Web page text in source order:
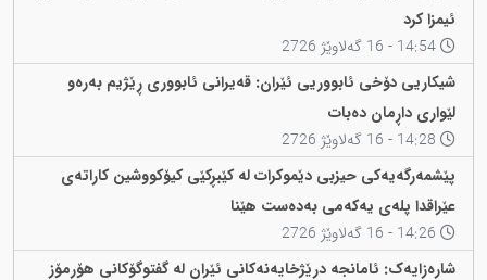
ئیمزا کرد
شیکاریی دۆخی ئابووریی ئێران: قەیرانی ئابووری ڕێژیم بەرەو
لێواری داڕمان دەبات
پێشمەرگەیەکی حیزبی دێموکرات لە کێبڕکێی کیۆکووشین کاراتەی
عێراقدا پلەی یەکەمی بەدەست هێنا
شارەزایەک: ئامانجە درێژخایەنەکانی ئێران لە گفتوگۆکانی هۆرمۆز